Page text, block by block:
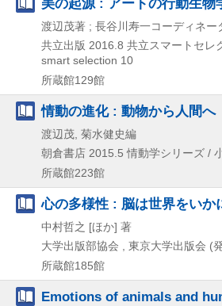
渡辺茂著 ; 長谷川寿一コーディネー
共立出版 2016.8 共立スマートセレ
smart selection 10
所蔵館129館
情動の進化 : 動物から人間へ
渡辺茂, 菊水健史編
朝倉書店 2015.5 情動学シリーズ /
所蔵館223館
心の多様性 : 脳は世界をいか
中村哲之 [ほか] 著
大学出版部協会 , 東京大学出版会 (
所蔵館185館
Emotions of animals and